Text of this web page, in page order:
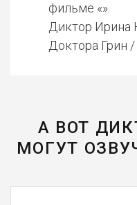
фильме «».
Диктор Ирина
Доктора Грин
А ВОТ
МОГУТ